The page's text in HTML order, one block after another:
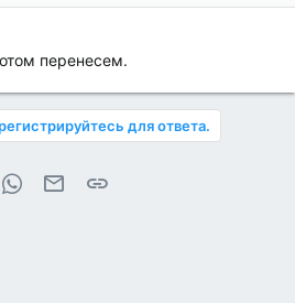
перенесем.
для ответа.
WhatsAppЭлектронная почта
Ссылка